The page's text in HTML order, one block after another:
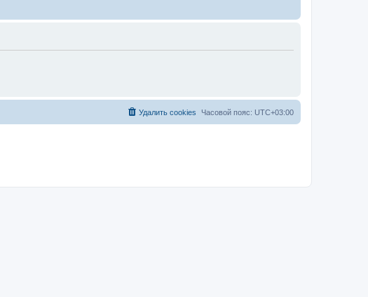
Часовой пояс: UTC+03:00
Удалить cookies